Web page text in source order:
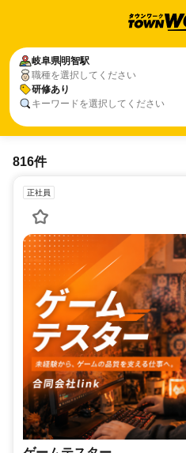
岐阜県明智駅
職種を選択してください
研修あり
キーワードを選択してください
816件
正社員